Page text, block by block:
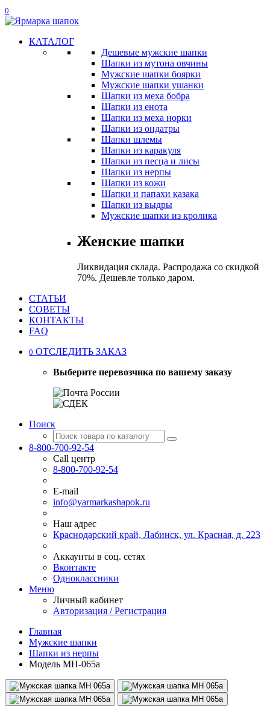
0
КАТАЛОГ
Дешевые мужские шапки
Шапки из мутона овчины
Мужские шапки боярки
Мужские шапки ушанки
Шапки из меха бобра
Шапки из енота
Шапки из меха норки
Шапки из ондатры
Шапки шлемы
Шапки из каракуля
Шапки из песца и лисы
Шапки из нерпы
Шапки из кожи
Шапки и папахи казака
Шапки из выдры
Мужские шапки из кролика
Женские шапки
Ликвидация склада. Распродажа со скидкой
70%. Дешевле только даром.
СТАТЬИ
СОВЕТЫ
КОНТАКТЫ
FAQ
0 ОТСЛЕДИТЬ ЗАКАЗ
Выберите перевозчика по вашему заказу
Поиск
8-800-700-92-54
Call центр
8-800-700-92-54
E-mail
info@yarmarkashapok.ru
Наш адрес
Краснодарский край, Лабинск, ул. Красная, д. 223
Аккаунты в соц. сетях
Вконтакте
Одноклассники
Меню
Личный кабинет
Авторизация / Регистрация
Главная
Мужские шапки
Шапки из нерпы
Модель МН-065а